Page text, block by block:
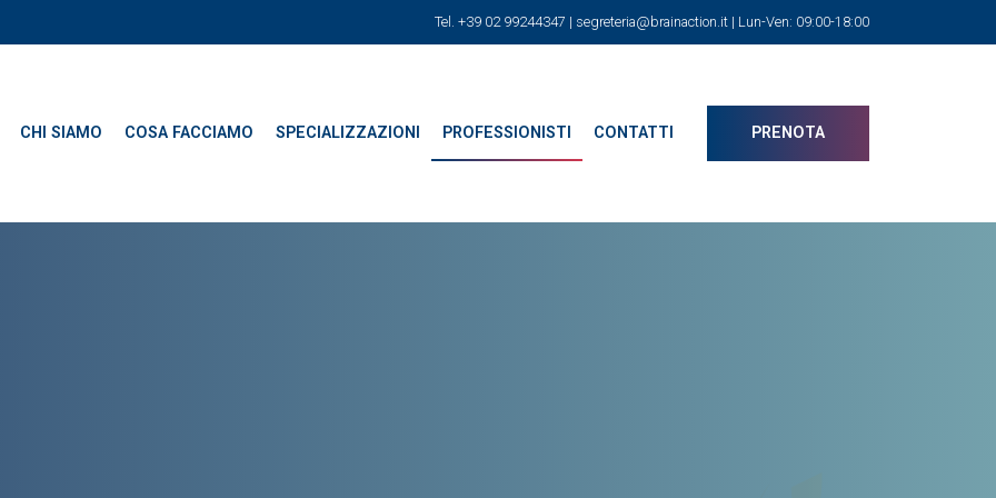
Tel. +39 02 99244347 | segreteria@brainaction.it | Lun-Ven: 09:00-18:00
CHI SIAMO COSA FACCIAMO SPECIALIZZAZIONI PROFESSIONISTI CONTATTI PRENOTA